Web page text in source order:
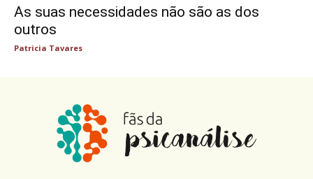
As suas necessidades não são as dos
outros
Patricia Tavares